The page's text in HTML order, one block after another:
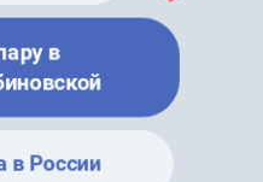
в
в России